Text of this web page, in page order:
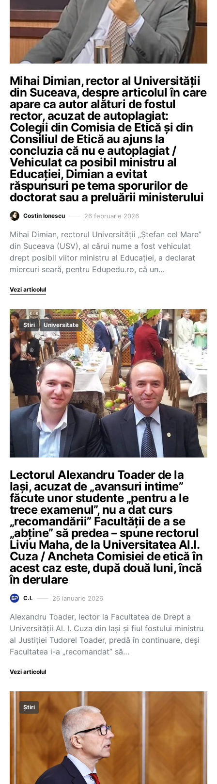
Mihai Dimian, rector al Universității
din Suceava, despre articolul în care
apare ca autor alături de fostul
rector, acuzat de autoplagiat:
Colegii din Comisia de Etică și din
Consiliul de Etică au ajuns la
concluzia că nu e autoplagiat /
Vehiculat ca posibil ministru al
Educației, Dimian a evitat
răspunsuri pe tema sporurilor de
doctorat sau a preluării ministerului
Costin Ionescu 26 februarie 2026
Mihai Dimian, rectorul Universității „Ștefan cel Mare”
din Suceava (USV), al cărui nume a fost vehiculat
drept posibil viitor ministru al Educației, a declarat
miercuri seară, pentru Edupedu.ro, că un…
Vezi articolul
Știri Universitate
Lectorul Alexandru Toader de la
Iași, acuzat de „avansuri intime”
făcute unor studente „pentru a le
trece examenul”, nu a dat curs
„recomandării” Facultății de a se
„abține” să predea – spune rectorul
Liviu Maha, de la Universitatea Al.I.
Cuza / Ancheta Comisiei de etică în
acest caz este, după două luni, încă
în derulare
C.I. 26 ianuarie 2026
Alexandru Toader, lector la Facultatea de Drept a
Universității Al. I. Cuza din Iași și fiul fostului ministru
al Justiției Tudorel Toader, predă în continuare, deși
Facultatea i-a „recomandat” să…
Vezi articolul
Știri